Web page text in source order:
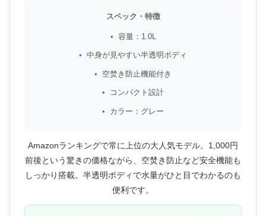
スペック・特徴
容量：1.0L
中身が見やすい半透明ボディ
空焚き防止機能付き
コンパクト設計
カラー：グレー
Amazonランキングで常に上位の大人気モデル。1,000円
前後という驚きの価格ながら、空焚き防止など安全機能も
しっかり搭載。半透明ボディで水量がひと目でわかるのも
便利です。